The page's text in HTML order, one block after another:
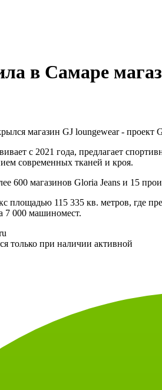
в Самаре
современных тканей и кроя.
7 000 машиномест.
только при наличии активной